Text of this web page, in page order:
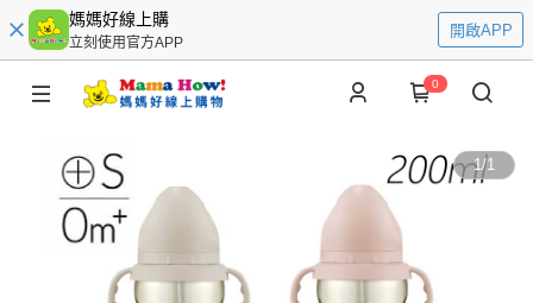
媽媽好線上購
立刻使用官方APP
開啟APP
0
1/1